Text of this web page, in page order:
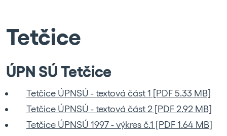
Tetčice
ÚPN SÚ Tetčice
Tetčice ÚPNSÚ - textová část 1 [PDF 5.33 MB]
Tetčice ÚPNSÚ - textová část 2 [PDF 2.92 MB]
Tetčice ÚPNSÚ 1997 - výkres č.1 [PDF 1.64 MB]